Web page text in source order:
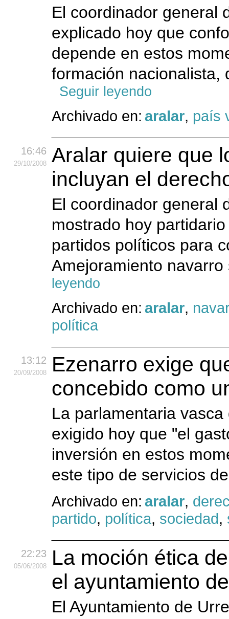
El coordinador general
explicado hoy que
depende en estos
formación nacionalista,
Seguir leyendo
Archivado en: aralar, país
16:46
29/10/2008
Aralar quiere que
incluyan el
El coordinador general
mostrado hoy
partidos políticos para
Amejoramiento
leyendo
Archivado en: aralar,
política
13:12
20/09/2008
Ezenarro exige
concebido como
La parlamentaria
exigido hoy que "el
inversión en estos
este tipo de servicios
Archivado en: aralar,
partido, política, sociedad,
22:23
05/06/2008
La moción ética
el ayuntamiento
El Ayuntamiento de